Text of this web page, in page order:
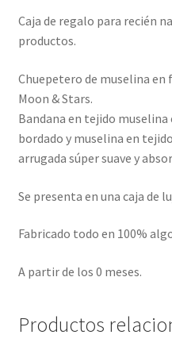
Caja de regalo para recién
productos.
Chuepetero de muselina
Moon & Stars.
Bandana en tejido
bordado y muselina en
arrugada súper suave y
Se presenta en una caja de
Fabricado todo en 100%
A partir de los 0 meses.
Productos